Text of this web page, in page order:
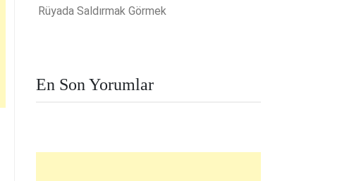
Rüyada Saldırmak Görmek
En Son Yorumlar